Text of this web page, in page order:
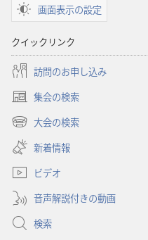
画面表示の設定
クイックリンク
訪問のお申し込み
集会の検索
（新
し
タ
で
開
く）
大会の検索
（新
し
い
タ
ブ
で
開
く）
新着情報
ビデオ
音声解説付きの動画
検索